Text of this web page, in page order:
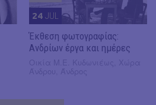
24 JUL
Έκθεση φωτογραφίας:
Ανδρίων έργα και ημέρες